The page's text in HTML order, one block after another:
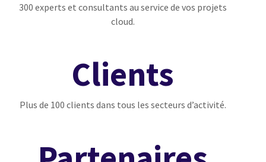
300 experts et consultants au service de vos projets
cloud.
Clients
Plus de 100 clients dans tous les secteurs d’activité.